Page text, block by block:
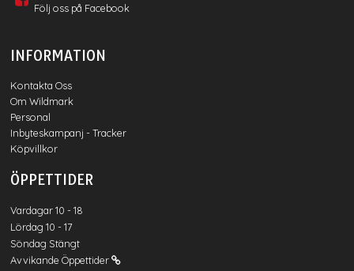
Följ oss på Facebook
INFORMATION
Kontakta Oss
Om Wildmark
Personal
Inbyteskampanj - Tracker
Köpvillkor
ÖPPETTIDER
Vardagar 10 - 18
Lördag 10 - 17
Söndag Stängt
Avvikande Öppettider